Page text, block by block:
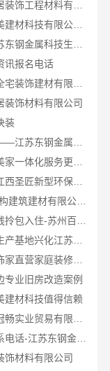
海宁二手房装潢施工，嘉兴家美建材科技有限公司专业团队
讯报名电话
装饰材料有限公司
装
国内专业室内装修费用预算，江西圣匠新型环保材料有限公司
抗风抗震重钢别墅推荐-云南晟构建筑建材有限公司精选
江苏东钢厂家全屋不锈钢定制生产基地兴化江苏东钢金属科技有限公司
局部改造家装明细报价，万赢饰家直营家庭装修成本管控
专业旧房改造案例
建材科技值得信赖
不锈钢衣柜定制工厂江浙沪联系电话-江苏东钢金属科技
饰材料有限公司